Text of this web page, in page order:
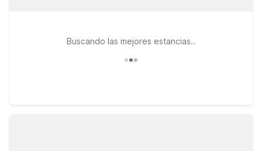
Buscando las mejores estancias..